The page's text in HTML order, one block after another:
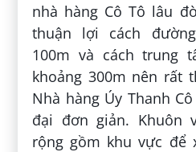
nhà hàng Cô Tô lâu
thuận lợi cách
100m và cách trung
khoảng 300m nên rất
Nhà hàng Úy Thanh
đại đơn giản. Khuôn
rộng gồm khu vực để